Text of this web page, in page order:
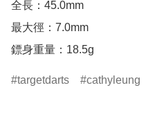
全長：45.0mm
最大徑：7.0mm
鏢身重量：18.5g
targetdarts cathyleung